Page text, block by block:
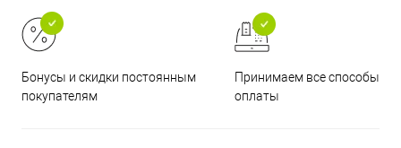
Бонусы и скидки постоянным
покупателям
Принимаем все способы
оплаты